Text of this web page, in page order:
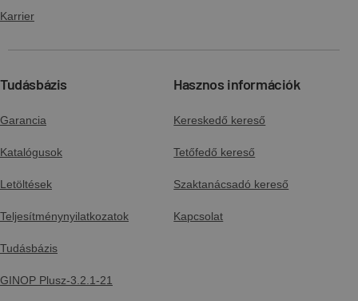
Karrier
Tudásbázis
Garancia
Katalógusok
Letöltések
Teljesítménynyilatkozatok
Tudásbázis
GINOP Plusz-3.2.1-21
Hasznos információk
Kereskedő kereső
Tetőfedő kereső
Szaktanácsadó kereső
Kapcsolat